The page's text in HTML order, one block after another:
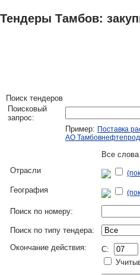
Тендеры Тамбов:
Поиск тендеров
Поисковый
запрос:
Пример: Поставка
АО
Все слова
Отрасли
География
Поиск по номеру:
Поиск по типу тендера:
Окончание действия:
C: